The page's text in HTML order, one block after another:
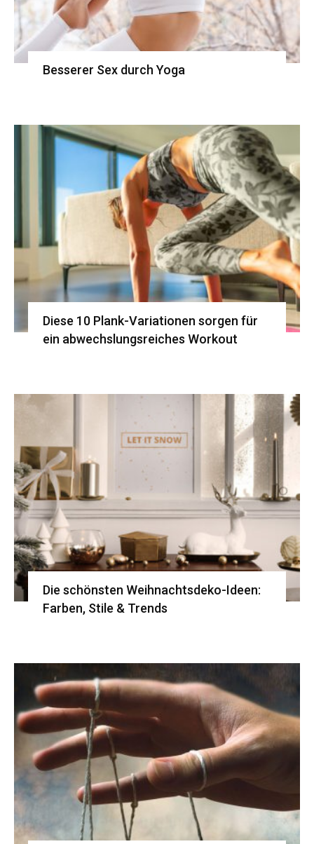
Besserer Sex durch Yoga
Diese 10 Plank-Variationen sorgen für
ein abwechslungsreiches Workout
Die schönsten Weihnachtsdeko-Ideen:
Farben, Stile & Trends